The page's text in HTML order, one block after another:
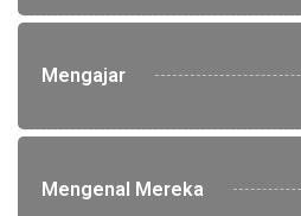
Mengajar
Mengenal Mereka